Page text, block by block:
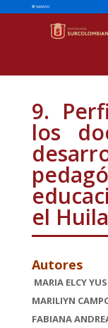
9.
los
el Huila
Autores
MARIA ELCY
MARILIYN
FABIANA